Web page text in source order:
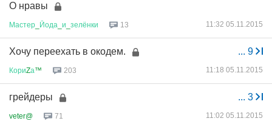
О нравы
Мастер Йода и зелёнки 13 11:32 05.11.2015
... 9
Хочу переехать в окодем.
КориZа™ 203 11:18 05.11.2015
... 3
грейдеры
veter@ 71 11:02 05.11.2015